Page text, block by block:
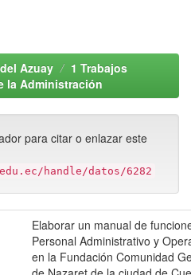
Azuay
1 Trabajos
la Administración
para citar o enlazar este
handle/datos/6282
Elaborar un manual de
Personal Administrativo y
en la Fundación Comunidad